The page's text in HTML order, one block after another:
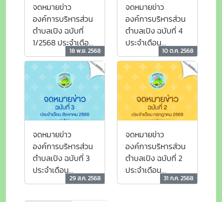
จดหมายข่าว
องค์การบริหารส่วน
ตำบลเปิง ฉบับที่
1/2568 ประจำเดือน
ตุลาคม 256818 พ.ย. 2568
จดหมายข่าว
องค์การบริหารส่วน
ตำบลเปิง ฉบับที่ 4
ประจำเดือน
กันยายน 256810 ต.ค. 2568
จดหมายข่าว
องค์การบริหารส่วน
ตำบลเปิง ฉบับที่ 3
ประจำเดือน
สิงหาคม 256829 ส.ค. 2568
จดหมายข่าว
องค์การบริหารส่วน
ตำบลเปิง ฉบับที่ 2
ประจำเดือน
กรกฎาคม 256831 ก.ค. 2568